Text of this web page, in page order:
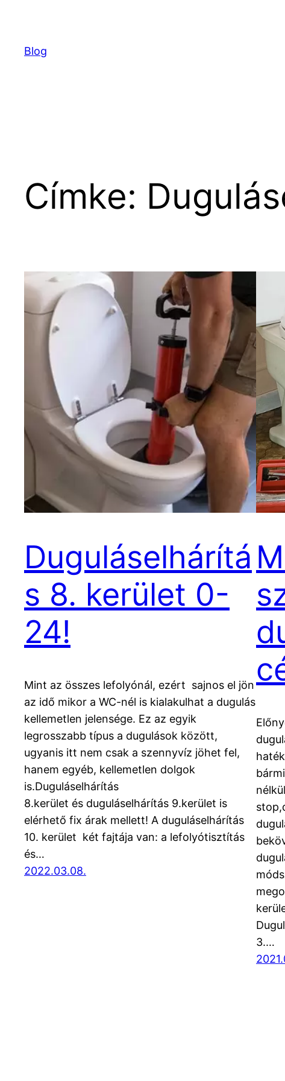
tartalomhoz
Blog
Címke:
Duguláselhárítá
s 8. kerület 0-
24!
Mint az összes lefolyónál, ezért sajnos el jön
az idő mikor a WC-nél is kialakulhat a dugulás
kellemetlen jelensége. Ez az egyik
legrosszabb típus a dugulások között,
ugyanis itt nem csak a szennyvíz jöhet fel,
hanem egyéb, kellemetlen dolgok
is.Duguláselhárítás
8.kerület és duguláselhárítás 9.kerület is
elérhető fix árak mellett! A duguláselhárítás
10. kerület két fajtája van: a lefolyótisztítás
és…
2022.03.08.
3.…